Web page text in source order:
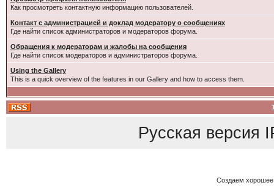
Как просмотреть контактную информацию пользователей.
Контакт с администрацией и доклад модератору о сообщениях
Где найти список администраторов и модераторов форума.
Обращения к модераторам и жалобы на сообщения
Где найти список модераторов и администраторов форума.
Using the Gallery
This is a quick overview of the features in our Gallery and how to access them.
Русская версия
Создаем